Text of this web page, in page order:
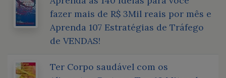
fazer mais de R$ 3Mil reais por mês e
Aprenda 107 Estratégias de Tráfego
de VENDAS!
Ter Corpo saudável com os